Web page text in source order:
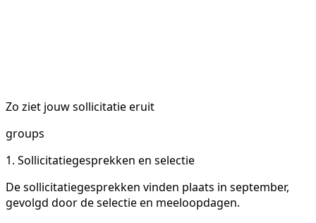
Zo ziet jouw sollicitatie eruit
groups
1. Sollicitatiegesprekken en selectie
De sollicitatiegesprekken vinden plaats in september,
gevolgd door de selectie en meeloopdagen.